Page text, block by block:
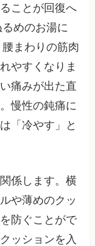
ことが回復へ
めのお湯に
まわりの筋肉
やすくなりま
痛みが出た直
慢性の鈍痛に
「冷やす」と
係します。横
や薄めのクッ
防ぐことがで
ッションを入